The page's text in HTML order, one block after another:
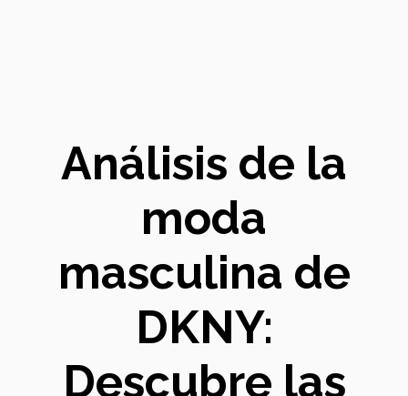
Análisis de la
moda
masculina de
DKNY:
Descubre las